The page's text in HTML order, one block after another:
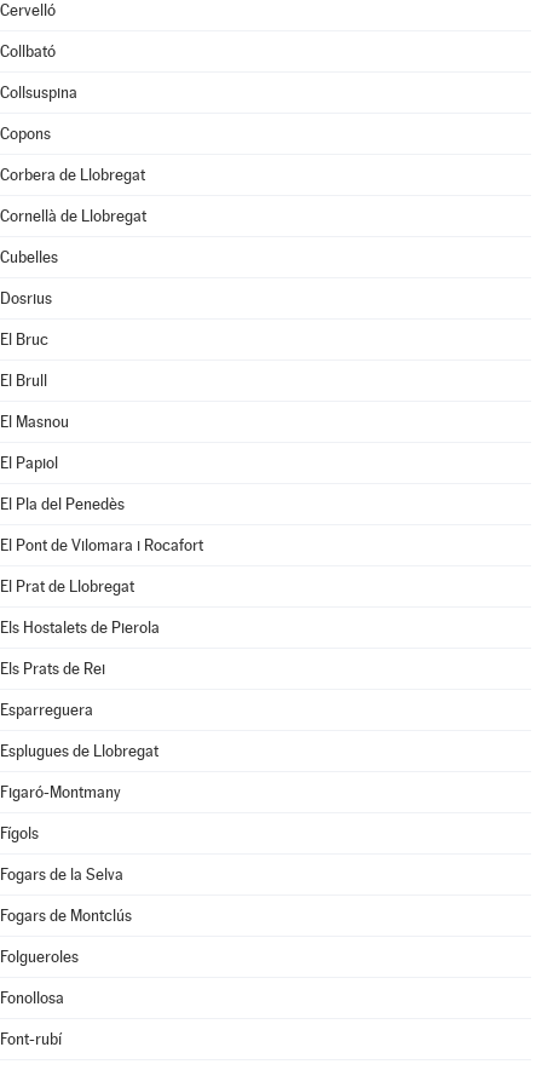
Cervelló
Collbató
Collsuspina
Copons
Corbera de Llobregat
Cornellà de Llobregat
Cubelles
Dosrius
El Bruc
El Brull
El Masnou
El Papiol
El Pla del Penedès
El Pont de Vilomara i Rocafort
El Prat de Llobregat
Els Hostalets de Pierola
Els Prats de Rei
Esparreguera
Esplugues de Llobregat
Figaró-Montmany
Fígols
Fogars de la Selva
Fogars de Montclús
Folgueroles
Fonollosa
Font-rubí